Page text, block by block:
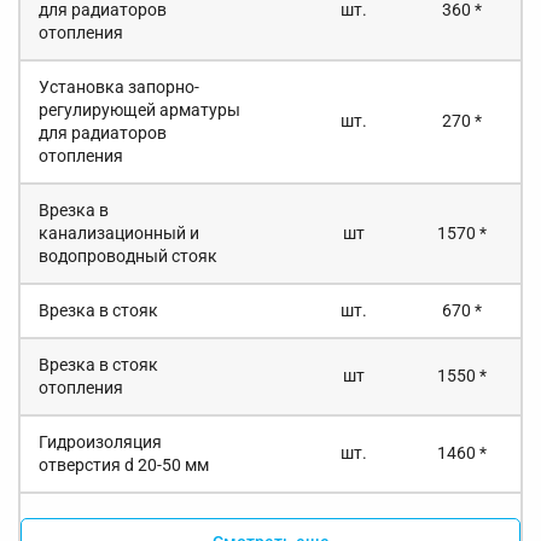
для радиаторов
отопления
шт. 360 *
Установка запорно-
регулирующей арматуры
для радиаторов
отопления
шт. 270 *
Врезка в
канализационный и
водопроводный стояк
шт 1570 *
Врезка в стояк шт. 670 *
Врезка в стояк
отопления
шт 1550 *
Гидроизоляция
отверстия d 20-50 мм
шт. 1460 *